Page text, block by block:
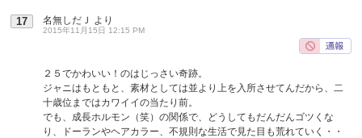
17 名無しだＪ より
2015年11月15日 12:15 PM
２５でかわいい！のはじっさい奇跡。
ジャニはもともと、素材としては並より上を入所させてんだから、二
十歳位まではカワイイの当たり前。
でも、成長ホルモン（笑）の関係で、どうしてもだんだんゴツくな
り、ドーランやヘアカラー、不規則な生活で見た目も荒れていく・・